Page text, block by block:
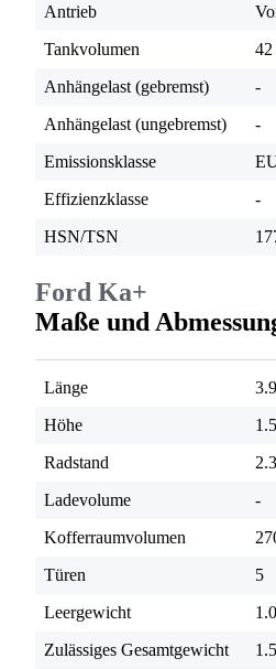
Antrieb
Tankvolumen
42
Anhängelast (gebremst)
-
Anhängelast (ungebremst)
-
Emissionsklasse
Effizienzklasse
-
HSN/TSN
Ford Ka+
Maße und
Länge
Höhe
Radstand
Ladevolume
-
Kofferraumvolumen
Türen
5
Leergewicht
Zulässiges Gesamtgewicht